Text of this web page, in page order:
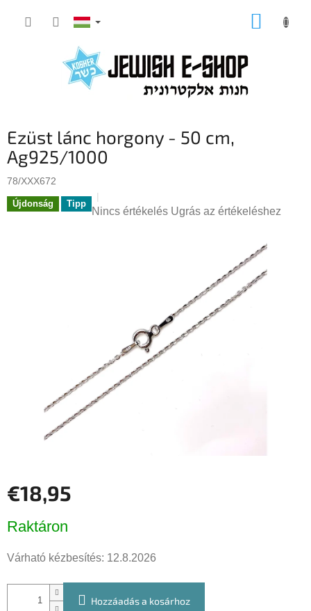
KOSÁR
Ezüst lánc horgony - 50 cm,
Ag925/1000
78/XXX672
Újdonság Tipp
A
Nincs értékelés Ugrás az értékeléshez
€18,95
Raktáron
Várható kézbesítés: 12.8.2026
Hozzáadás a kosárhoz